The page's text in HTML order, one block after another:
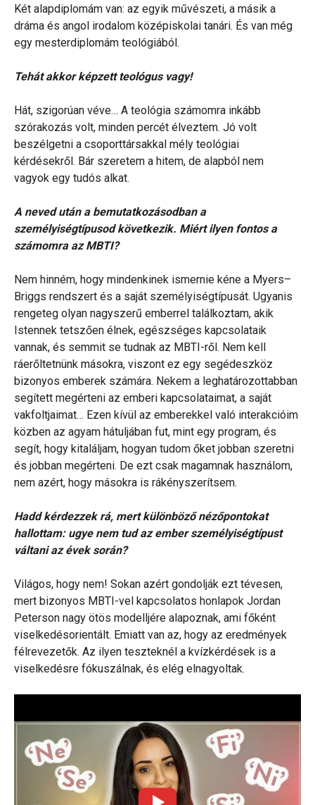
Két alapdiplomám van: az egyik művészeti, a másik a
dráma és angol irodalom középiskolai tanári. És van még
egy mesterdiplomám teológiából.
Tehát akkor képzett teológus vagy!
Hát, szigorúan véve… A teológia számomra inkább
szórakozás volt, minden percét élveztem. Jó volt
beszélgetni a csoporttársakkal mély teológiai
kérdésekről. Bár szeretem a hitem, de alapból nem
vagyok egy tudós alkat.
A neved után a bemutatkozásodban a
személyiségtípusod következik. Miért ilyen fontos a
számomra az MBTI?
Nem hinném, hogy mindenkinek ismernie kéne a Myers–
Briggs rendszert és a saját személyiségtípusát. Ugyanis
rengeteg olyan nagyszerű emberrel találkoztam, akik
Istennek tetszően élnek, egészséges kapcsolataik
vannak, és semmit se tudnak az MBTI-ről. Nem kell
ráerőltetnünk másokra, viszont ez egy segédeszköz
bizonyos emberek számára. Nekem a leghatározottabban
segített megérteni az emberi kapcsolataimat, a saját
vakfoltjaimat… Ezen kívül az emberekkel való interakcióim
közben az agyam hátuljában fut, mint egy program, és
segít, hogy kitaláljam, hogyan tudom őket jobban szeretni
és jobban megérteni. De ezt csak magamnak használom,
nem azért, hogy másokra is rákényszerítsem.
Hadd kérdezzek rá, mert különböző nézőpontokat
hallottam: ugye nem tud az ember személyiségtípust
váltani az évek során?
Világos, hogy nem! Sokan azért gondolják ezt tévesen,
mert bizonyos MBTI-vel kapcsolatos honlapok Jordan
Peterson nagy ötös modelljére alapoznak, ami főként
viselkedésorientált. Emiatt van az, hogy az eredmények
félrevezetők. Az ilyen teszteknél a kvízkérdések is a
viselkedésre fókuszálnak, és elég elnagyoltak.